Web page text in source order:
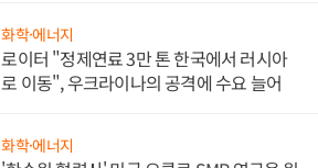
화학·에너지
로이터 "정제연료 3만 톤 한국에서 러시아
로 이동", 우크라이나의 공격에 수요 늘어
화학·에너지